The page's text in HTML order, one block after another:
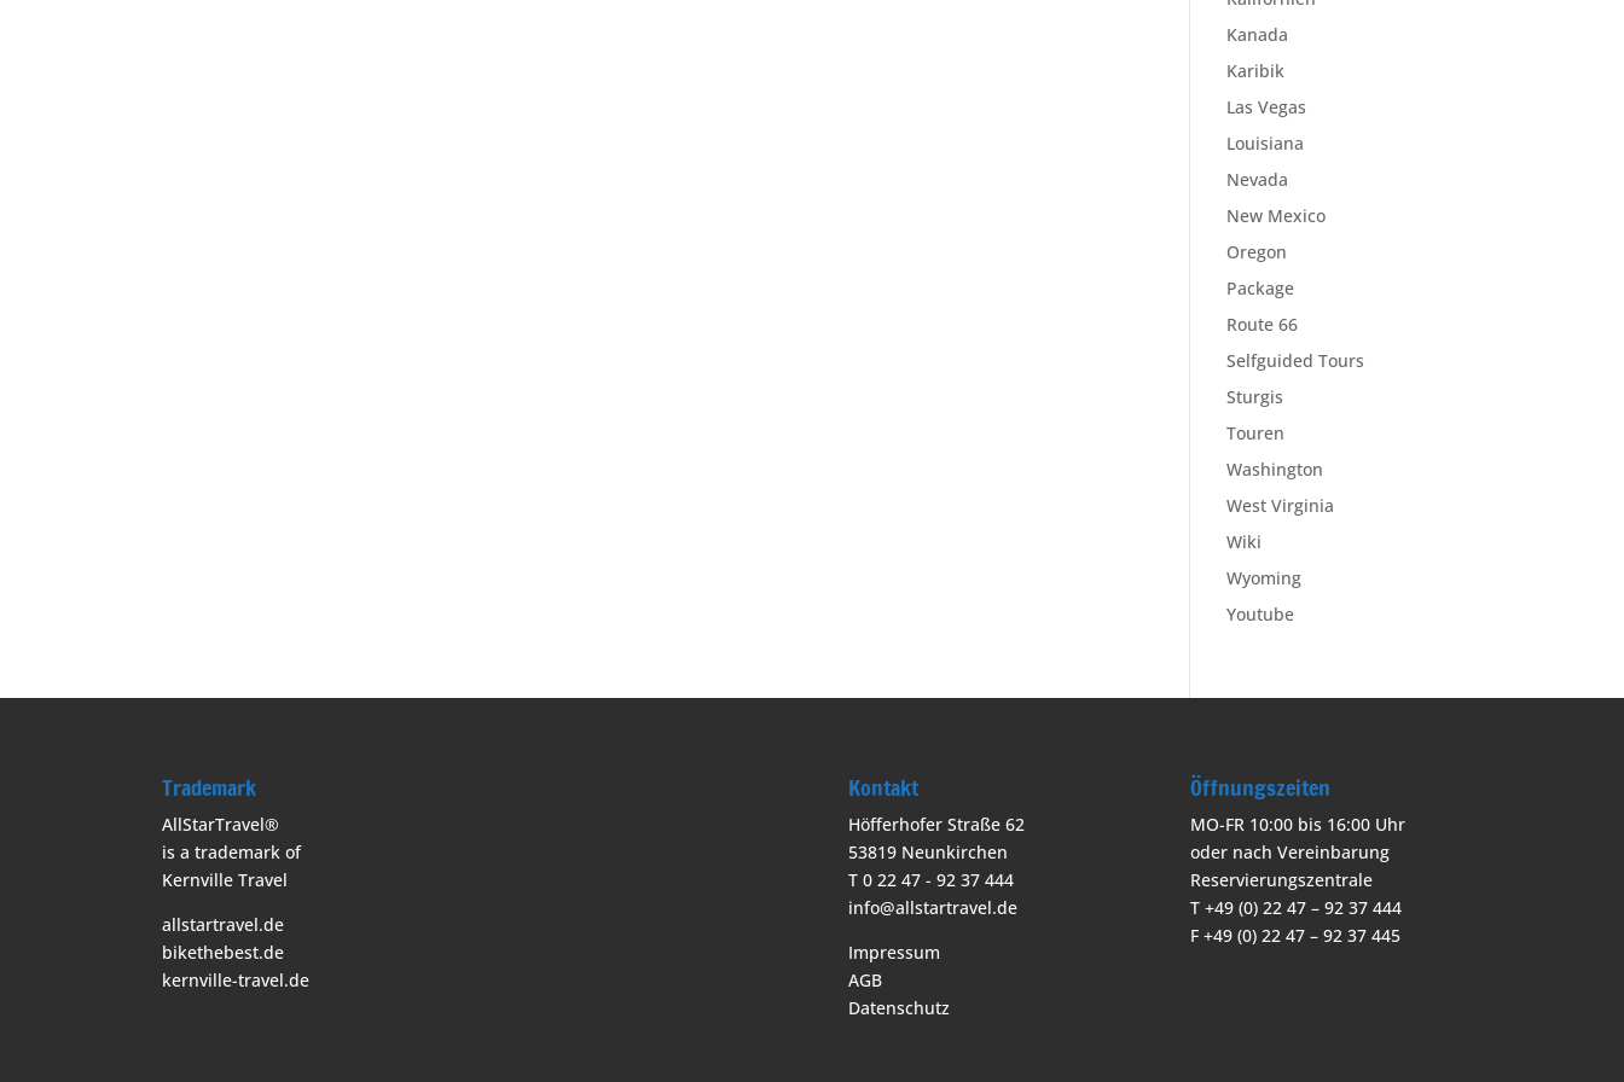
Kanada
Karibik
Las Vegas
Louisiana
Nevada
New Mexico
Oregon
Package
Route 66
Selfguided Tours
Sturgis
Touren
Washington
West Virginia
Wiki
Wyoming
Youtube
Trademark
AllStarTravel®
is a trademark of
Kernville Travel
allstartravel.de
bikethebest.de
kernville-travel.de
Kontakt
Höfferhofer Straße 62
53819 Neunkirchen
T 0 22 47 - 92 37 444
info@allstartravel.de
Impressum
AGB
Datenschutz
Öffnungszeiten
MO-FR 10:00 bis 16:00 Uhr
oder nach Vereinbarung
Reservierungszentrale
T +49 (0) 22 47 – 92 37 444
F +49 (0) 22 47 – 92 37 445